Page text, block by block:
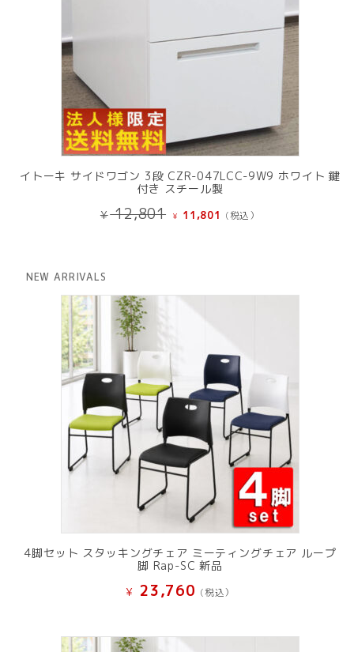
イトーキ サイドワゴン 3段 CZR-047LCC-9W9 ホワイト 鍵
付き スチール製
¥12,801 元
¥ 11,801 現
(税込）
NEW ARRIVALS
4脚セット スタッキングチェア ミーティングチェア ループ
脚 Rap-SC 新品
¥ 23,760 (税込）